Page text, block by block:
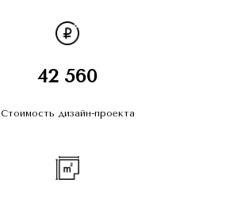
42 560
Стоимость дизайн-проекта